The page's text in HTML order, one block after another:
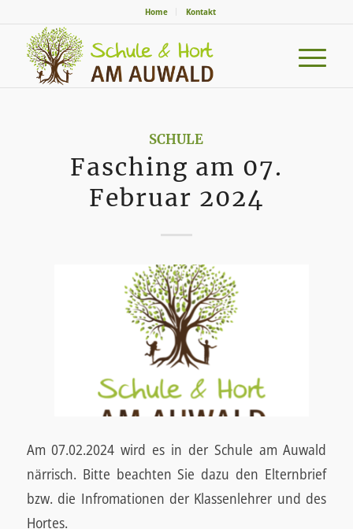
Home Kontakt
SCHULE
Fasching am 07.
Februar 2024
Am 07.02.2024 wird es in der Schule am Auwald
närrisch. Bitte beachten Sie dazu den Elternbrief
bzw. die Infromationen der Klassenlehrer und des
Hortes.